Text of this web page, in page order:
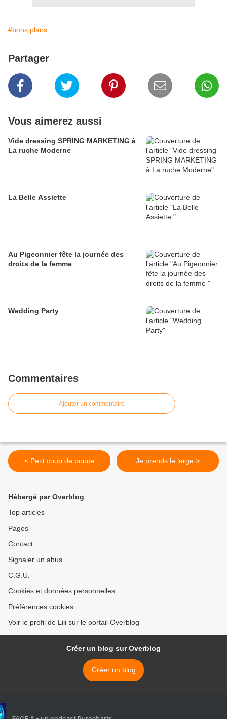
#bons plans
Partager
Vous aimerez aussi
Vide dressing SPRING MARKETING à
La ruche Moderne
La Belle Assiette
Au Pigeonnier fête la journée des
droits de la femme
Wedding Party
Commentaires
Ajouter un commentaire
< Petit coup de pouce Je prends le large >
Hébergé par Overblog
Top articles
Pages
Contact
Signaler un abus
C.G.U.
Cookies et données personnelles
Préférences cookies
Voir le profil de Lili sur le portail Overblog
Créer un blog sur Overblog
Créer un blog